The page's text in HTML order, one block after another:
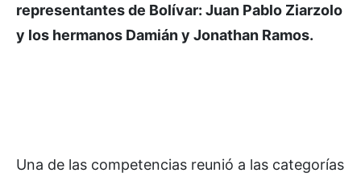
representantes de Bolívar: Juan Pablo Ziarzolo
y los hermanos Damián y Jonathan Ramos.
Una de las competencias reunió a las categorías